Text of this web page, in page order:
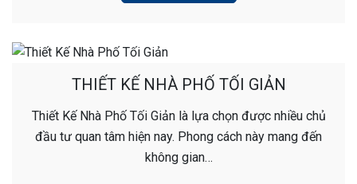
THIẾT KẾ NHÀ PHỐ TỐI GIẢN
Thiết Kế Nhà Phố Tối Giản là lựa chọn được nhiều chủ
đầu tư quan tâm hiện nay. Phong cách này mang đến
không gian…